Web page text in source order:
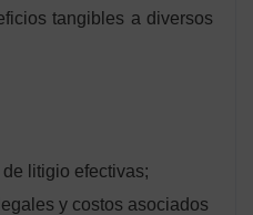
tangibles a diversos
litigio efectivas;
y costos asociados